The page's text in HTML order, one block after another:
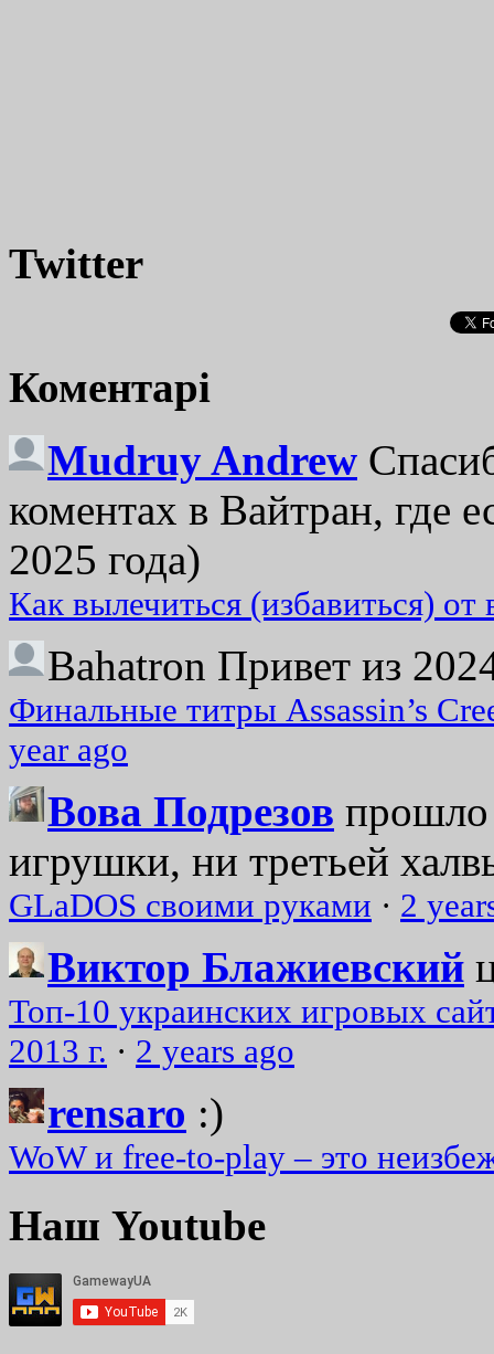
Twitter
Коментарі
Mudruy Andrew
коментах в Вайтран, где
2025 года)
Как вылечиться (избавиться)
Bahatron Привет из
Финальные титры Assassin’s
year ago
Вова Подрезов прошло
игрушки, ни третьей
GLaDOS своими руками · 2
Виктор Блажиевский
Топ-10 украинских игровых
2013 г. · 2 years ago
rensaro :)
WoW и free-to-play – это
Наш Youtube